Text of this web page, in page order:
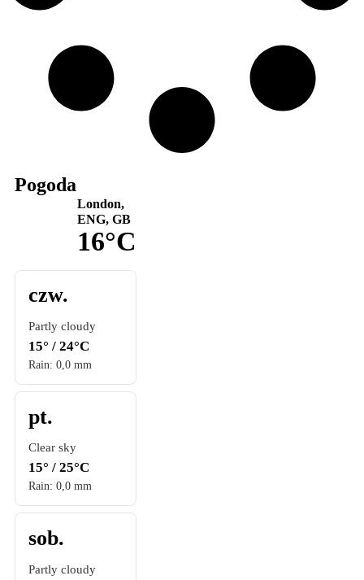
Pogoda
London,
ENG, GB
16°C
czw.
Partly cloudy
15° / 24°C
Rain: 0,0 mm
pt.
Clear sky
15° / 25°C
Rain: 0,0 mm
sob.
Partly cloudy